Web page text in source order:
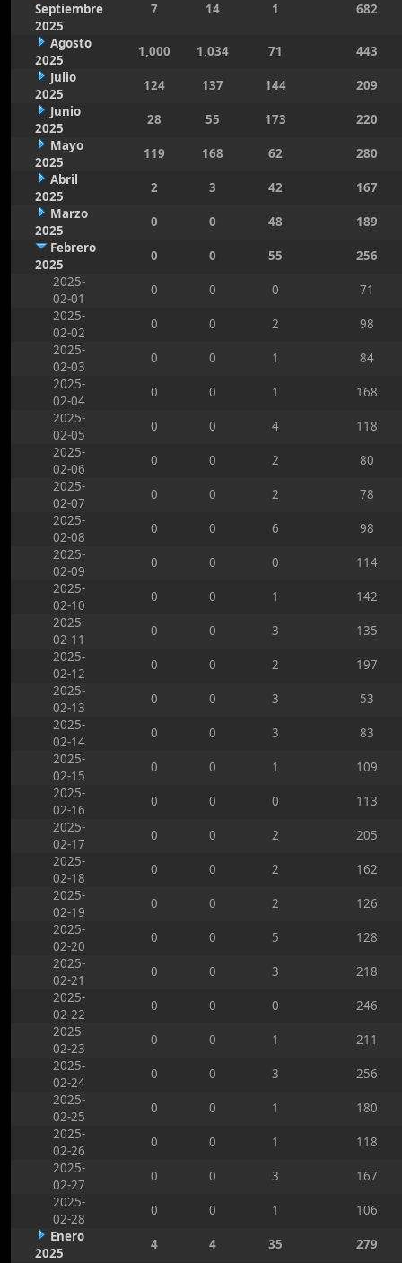
Septiembre
2025
7 14 1 682
Agosto
2025
1,000 1,034 71
443
Julio
2025
124 137 144
209
Junio
2025
28 55 173
220
Mayo
2025
119 168 62
280
Abril
2025
2 3 42
167
Marzo
2025
0 0 48
189
Febrero
2025
0 0 55
256
2025-
02-01
0 0 0
71
2025-
02-02
0 0 2
98
2025-
02-03
0 0 1
84
2025-
02-04
0 0 1
168
2025-
02-05
0 0 4
118
2025-
02-06
0 0 2
80
2025-
02-07
0 0 2
78
2025-
02-08
0 0 6
98
2025-
02-09
0 0 0
114
2025-
02-10
0 0 1
142
2025-
02-11
0 0 3
135
2025-
02-12
0 0 2
197
2025-
02-13
0 0 3
53
2025-
02-14
0 0 3
83
2025-
02-15
0 0 1
109
2025-
02-16
0 0 0
113
2025-
02-17
0 0 2
205
2025-
02-18
0 0 2
162
2025-
02-19
0 0 2
126
2025-
02-20
0 0 5
128
2025-
02-21
0 0 3
218
2025-
02-22
0 0 0
246
2025-
02-23
0 0 1
211
2025-
02-24
0 0 3
256
2025-
02-25
0 0 1
180
2025-
02-26
0 0 1
118
2025-
02-27
0 0 3
167
2025-
02-28
0 0 1
106
Enero
2025
4 4 35
279